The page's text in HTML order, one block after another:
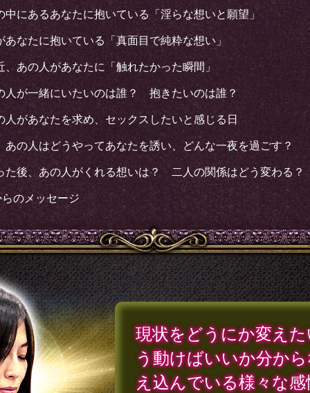
中にあるあなたに抱いている「淫らな想いと願望」
あなたに抱いている「真面目で純粋な想い」
、あの人があなたに「触れたかった瞬間」
人が一緒にいたいのは誰？ 抱きたいのは誰？
人があなたを求め、セックスしたいと感じる日
あの人はどうやってあなたを誘い、どんな一夜を過ごす？
た後、あの人がくれる想いは？ 二人の関係はどう変わる？
らのメッセージ
現状をどうにか変え
う動けばいいか分か
え込んでいる様々な感